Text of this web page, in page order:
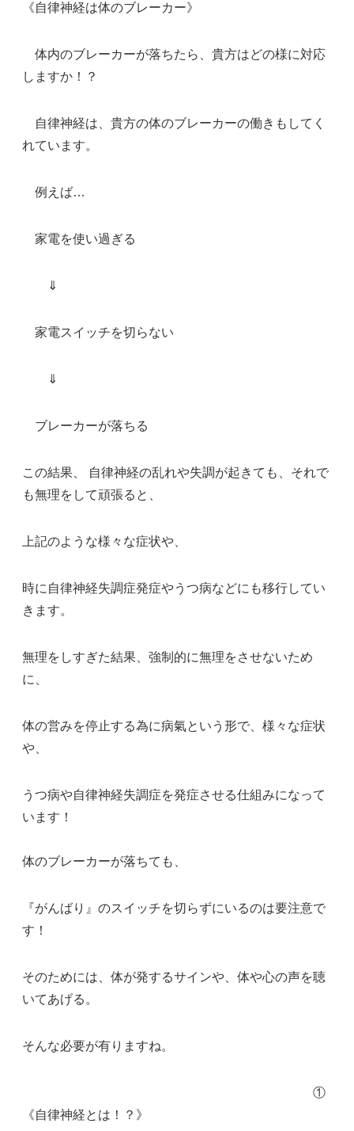
《自律神経は体のブレーカー》
体内のブレーカーが落ちたら、貴方はどの様に対応
しますか！？
自律神経は、貴方の体のブレーカーの働きもしてく
れています。
例えば…
家電を使い過ぎる
⇓
家電スイッチを切らない
⇓
ブレーカーが落ちる
この結果、 自律神経の乱れや失調が起きても、それで
も無理をして頑張ると、
上記のような様々な症状や、
時に自律神経失調症発症やうつ病などにも移行してい
きます。
無理をしすぎた結果、強制的に無理をさせないため
に、
体の営みを停止する為に病氣という形で、様々な症状
や、
うつ病や自律神経失調症を発症させる仕組みになって
います！
体のブレーカーが落ちても、
『がんばり』のスイッチを切らずにいるのは要注意で
す！
そのためには、体が発するサインや、体や心の声を聴
いてあげる。
そんな必要が有りますね。
①
《自律神経とは！？》